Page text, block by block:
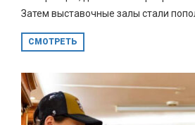
Затем выставочные залы стали
СМОТРЕТЬ